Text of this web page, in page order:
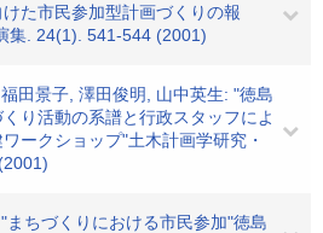
た市民参加型計画づくりの報
集. 24(1). 541-544 (2001)
田景子, 澤田俊明, 山中英生: "徳島
り活動の系譜と行政スタッフによ
ークショップ"土木計画学研究・
ちづくりにおける市民参加"徳島